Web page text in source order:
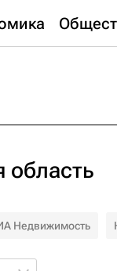
область
Недвижимость